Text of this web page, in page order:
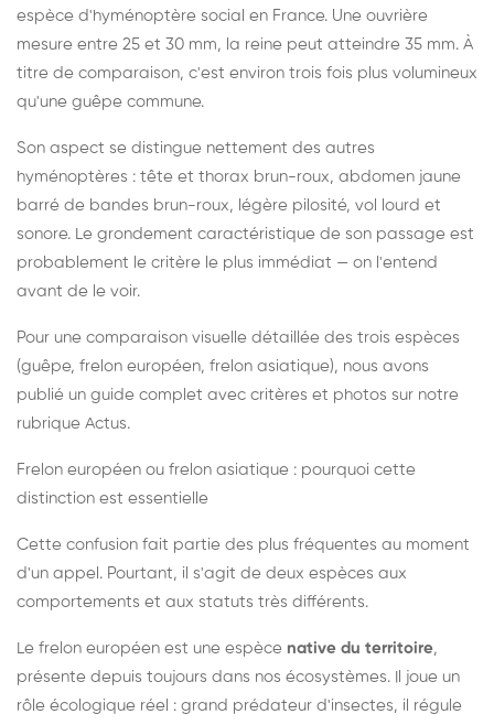
espèce d'hyménoptère social en France. Une ouvrière
mesure entre 25 et 30 mm, la reine peut atteindre 35 mm. À
titre de comparaison, c'est environ trois fois plus volumineux
qu'une guêpe commune.
Son aspect se distingue nettement des autres
hyménoptères : tête et thorax brun-roux, abdomen jaune
barré de bandes brun-roux, légère pilosité, vol lourd et
sonore. Le grondement caractéristique de son passage est
probablement le critère le plus immédiat — on l'entend
avant de le voir.
Pour une comparaison visuelle détaillée des trois espèces
(guêpe, frelon européen, frelon asiatique), nous avons
publié un guide complet avec critères et photos sur notre
rubrique Actus.
Frelon européen ou frelon asiatique : pourquoi cette
distinction est essentielle
Cette confusion fait partie des plus fréquentes au moment
d'un appel. Pourtant, il s'agit de deux espèces aux
comportements et aux statuts très différents.
Le frelon européen est une espèce native du territoire,
présente depuis toujours dans nos écosystèmes. Il joue un
rôle écologique réel : grand prédateur d'insectes, il régule